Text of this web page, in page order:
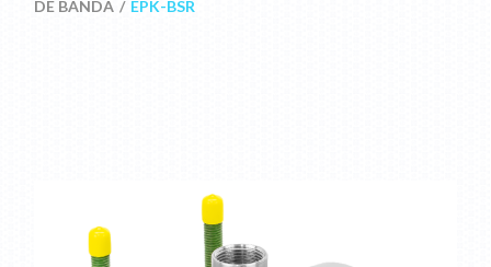
DE BANDA
EPK-BSR